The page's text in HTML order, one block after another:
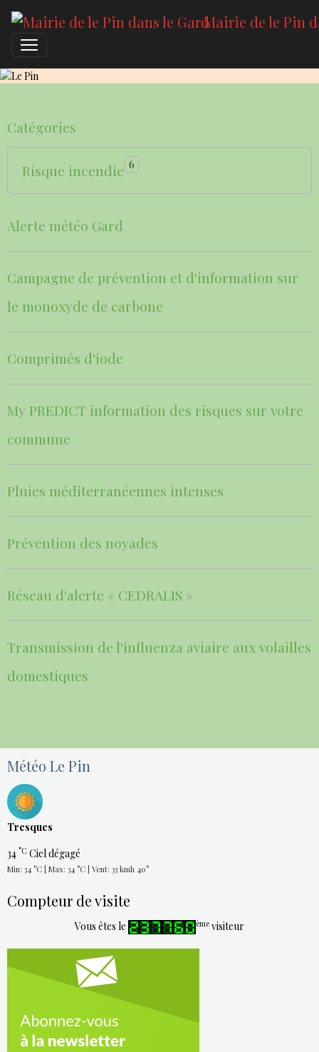
Mairie de le Pin
Catégories
Risque incendie 6
Alerte météo Gard
Campagne de prévention et d'information sur
le monoxyde de carbone
Comprimés d'iode
My PREDICT information des risques sur votre
commune
Pluies méditerranéennes intenses
Prévention des noyades
Réseau d'alerte « CEDRALIS »
Transmission de l'influenza aviaire aux volailles
domestiques
Météo Le Pin
Tresques
34 °C Ciel dégagé
Min: 34 °C | Max: 34 °C | Vent: 33 kmh 40°
Compteur de visite
Vous êtes le ème visiteur